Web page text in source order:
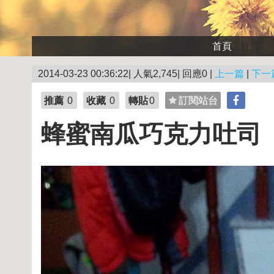
首頁
2014-03-23 00:36:22| 人氣2,745| 回應0 | 上一篇 下一
推薦 0 收藏 0 轉貼0 訂閱站台
蜂蜜南瓜巧克力吐司